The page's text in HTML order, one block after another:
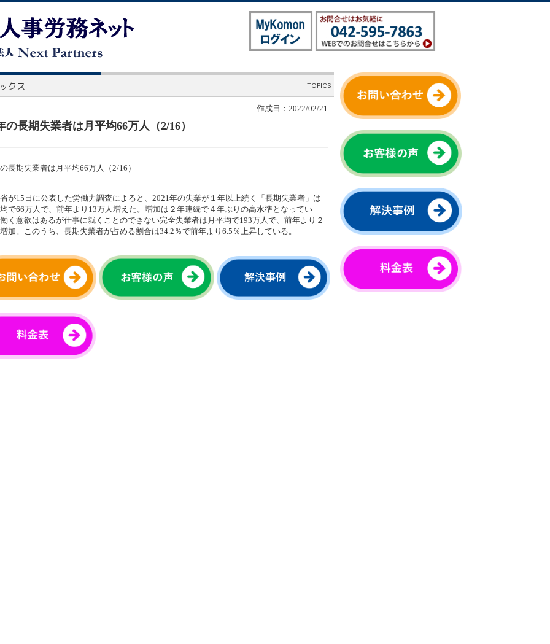
作成日：2022/02/21
の長期失業者は月平均66万人（2/16）
長期失業者は月平均66万人（2/16）
が15日に公表した労働力調査によると、2021年の失業が１年以上続く「長期失業者」は
で66万人で、前年より13万人増えた。増加は２年連続で４年ぶりの高水準となってい
く意欲はあるが仕事に就くことのできない完全失業者は月平均で193万人で、前年より２
加。このうち、長期失業者が占める割合は34.2％で前年より6.5％上昇している。